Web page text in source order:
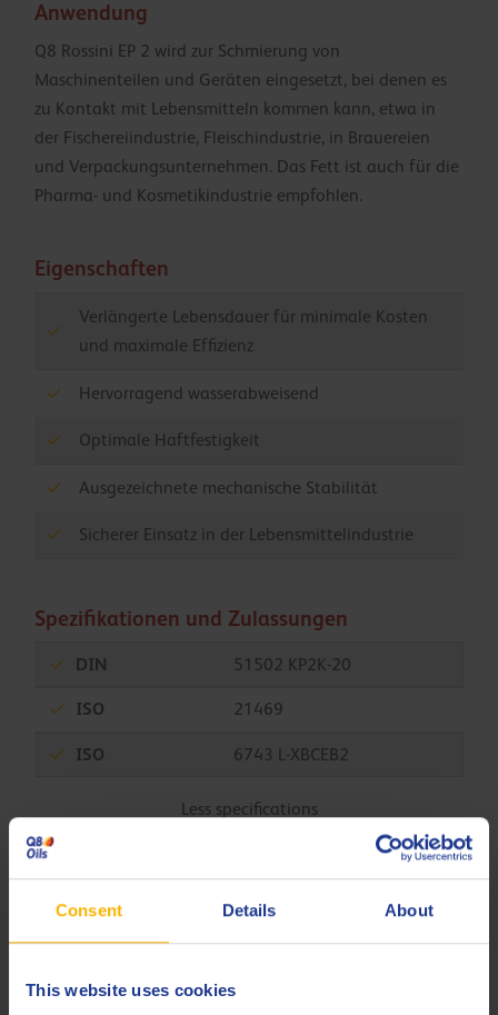
Consent Details About
This website uses cookies
Anwendung
Q8 Rossini EP 2 wird zur Schmierung von
Maschinenteilen und Geräten eingesetzt, bei denen es
zu Kontakt mit Lebensmitteln kommen kann, etwa in
der Fischereiindustrie, Fleischindustrie, in Brauereien
und Verpackungsunternehmen. Das Fett ist auch für die
Pharma- und Kosmetikindustrie empfohlen.
Eigenschaften
Verlängerte Lebensdauer für minimale Kosten
und maximale Effizienz
Hervorragend wasserabweisend
Optimale Haftfestigkeit
Ausgezeichnete mechanische Stabilität
Sicherer Einsatz in der Lebensmittelindustrie
Spezifikationen und Zulassungen
DIN 51502 KP2K-20
ISO 21469
ISO 6743 L-XBCEB2
Less specifications
Bemerkungen
Q8 Rossini EP 2 ist unter der Nummer 138528 durch die
NSF registriert. Es erfüllt die Halal-Anforderungen der